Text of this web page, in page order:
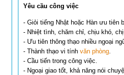
Yêu cầu công việc
- Giỏi tiếng Nhật hoặc Hàn ưu tiên
- Nhiệt tình, chăm chỉ, chịu khó,
- Ưu tiên thông thạo nhiều ngoại
- Thành thạo vi tính văn phòng.
- Cầu tiến trong công việc.
- Ngoại giao tốt, khả năng nói